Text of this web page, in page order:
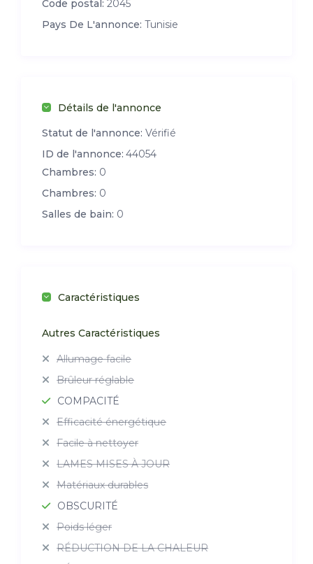
Code postal: 2045
Pays De L'annonce: Tunisie
Détails de l'annonce
Statut de l'annonce: Vérifié
ID de l'annonce: 44054
Chambres: 0
Chambres: 0
Salles de bain: 0
Caractéristiques
Autres Caractéristiques
Allumage facile
Brûleur réglable
COMPACITÉ
Efficacité énergétique
Facile à nettoyer
LAMES MISES À JOUR
Matériaux durables
OBSCURITÉ
Poids léger
RÉDUCTION DE LA CHALEUR